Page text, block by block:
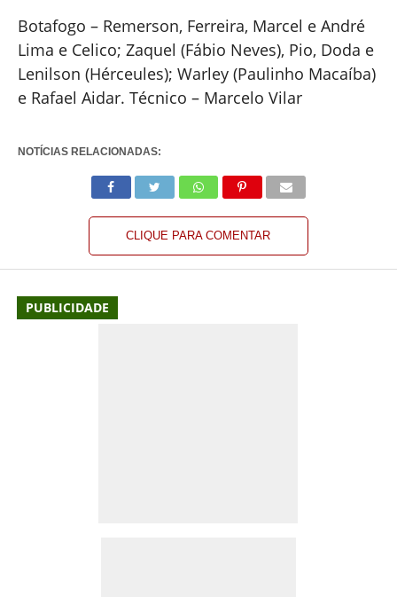
Botafogo – Remerson, Ferreira, Marcel e André
Lima e Celico; Zaquel (Fábio Neves), Pio, Doda e
Lenilson (Hérceules); Warley (Paulinho Macaíba)
e Rafael Aidar. Técnico – Marcelo Vilar
NOTÍCIAS RELACIONADAS:
CLIQUE PARA COMENTAR
PUBLICIDADE